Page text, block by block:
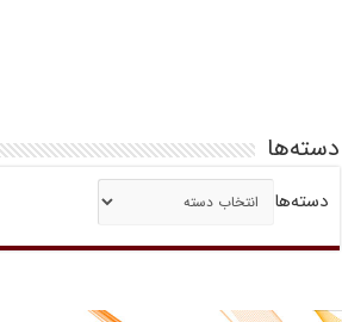
دسته‌ها
دسته‌ها